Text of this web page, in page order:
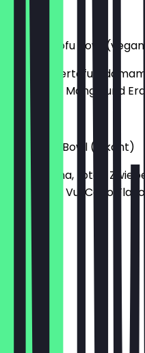
€ 15,40
Sesame Tofu Bowl (vegan)
mit Räuchertofu,
Sesam Me, Mango und
Maui Tuna Bowl (pikant)
mit Ahi Tuna, roten
Edamame, Vul Cano
€ 16,40